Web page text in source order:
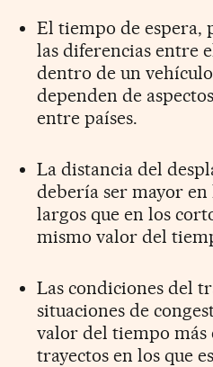
El tiempo de espera,
las diferencias entre
dentro de un
dependen de
entre países.
La distancia del
debería ser mayor
largos que en los
mismo valor del
Las condiciones del
situaciones de
valor del tiempo más
trayectos en los que